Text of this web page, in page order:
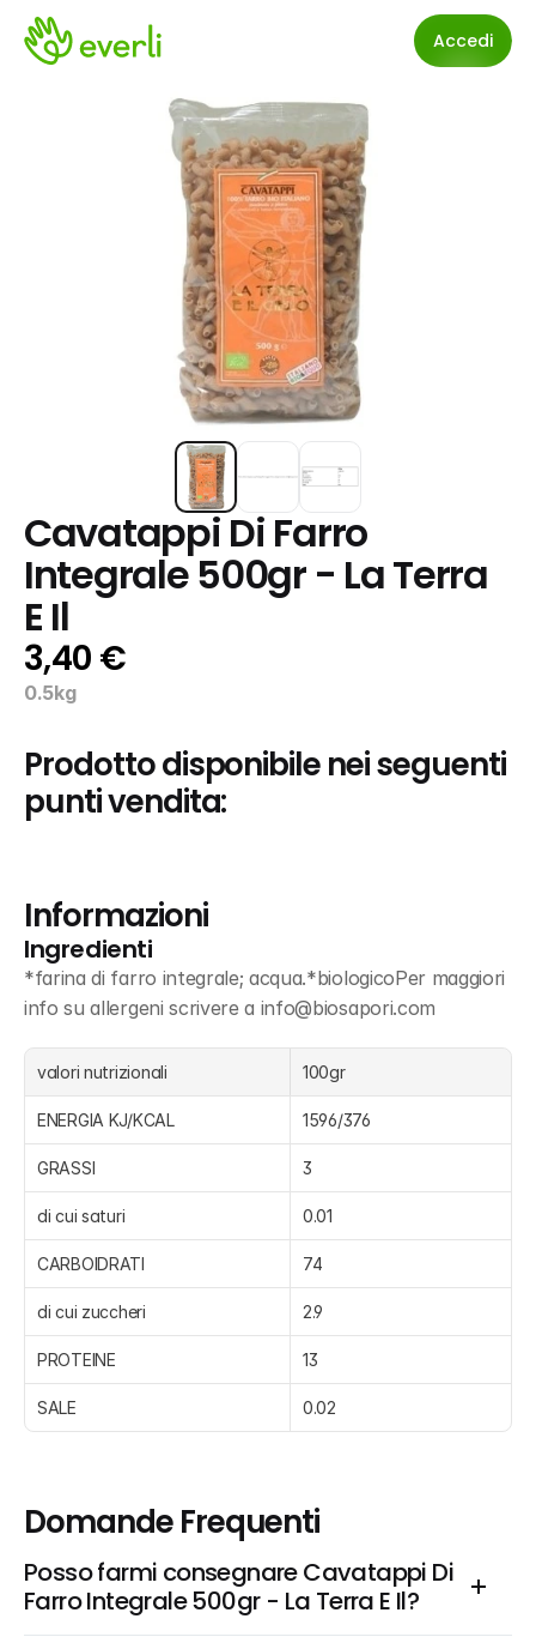
Accedi
Cavatappi Di Farro
Integrale 500gr - La Terra
E Il
3,40 €
0.5kg
Prodotto disponibile nei seguenti
punti vendita:
Informazioni
Ingredienti
*farina di farro integrale; acqua.*biologicoPer maggiori
info su allergeni scrivere a info@biosapori.com
valori nutrizionali 100gr
ENERGIA KJ/KCAL 1596/376
GRASSI 3
di cui saturi 0.01
CARBOIDRATI 74
di cui zuccheri 2.9
PROTEINE 13
SALE 0.02
Domande Frequenti
Posso farmi consegnare Cavatappi Di
Farro Integrale 500gr - La Terra E Il?